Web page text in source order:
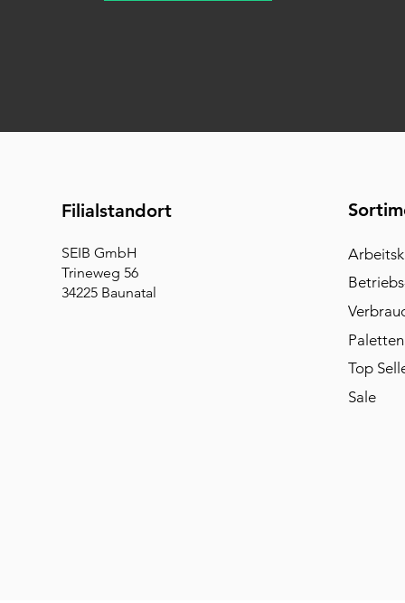
Filialstandort
SEIB GmbH
Trineweg 56
34225 Baunatal
Paletten
Top
Sale